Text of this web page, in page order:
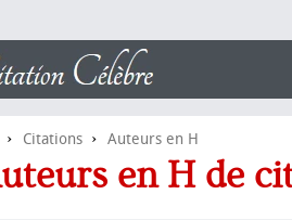
› Citations › Auteurs en H
Auteurs en H de